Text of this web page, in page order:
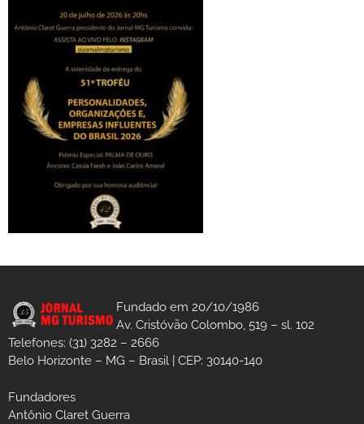
Fundado em 20/10/1986
Av. Cristóvão Colombo, 519 – sl. 102
Telefones: (31) 3282 – 2666
Belo Horizonte – MG – Brasil | CEP: 30140-140
Fundadores
Antônio Claret Guerra